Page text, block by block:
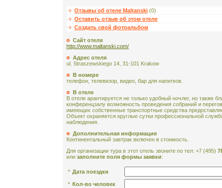
Отзывы об отеле Maltanski (0)
Оставить отзыв об этом отеле
Создать свой фотоальбом
Сайт отеля
http://www.maltanski.com/
Адрес отеля
ul. Straszewskiego 14, 31-101 Krakow
В номере
телефон, телевизор, видео, бар для напитков.
В отеле
В отеле арантируется не только удобный ночлег, но также
конференцзалу возможность проведения собраний и
имеющих собственные транспортные средства
Объект охраняется круглые сутки профессиональной
наблюдения.
Дополнительная информация
Континентальный завтрак включен в стоимость.
Для организации тура в этот отель звоните по тел: +7 (495)
или заполните поля формы заявки:
* Дата поездки
* Кол-во человек